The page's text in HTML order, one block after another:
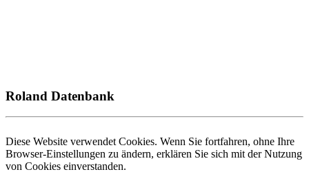
Roland Datenbank
Diese Website verwendet Cookies. Wenn Sie fortfahren, ohne Ihre
Browser-Einstellungen zu ändern, erklären Sie sich mit der Nutzung
von Cookies einverstanden.